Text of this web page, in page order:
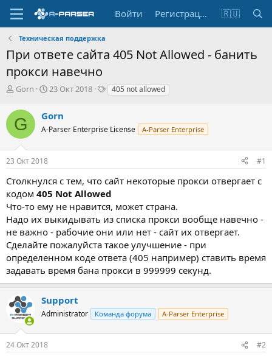
Войти Регистрация 🇷🇺
Техническая поддержка
При ответе сайта 405 Not Allowed - банить
прокси навечно
А
т
о
р
е
м
Gorn
Д
а
н
ч
а
23 Окт 2018
Т405 not allowed
G Gorn
A-Parser Enterprise License A-Parser Enterprise
23 Окт 2018 #1
Столкнулся с тем, что сайт некоторые прокси отвергает с
кодом 405 Not Allowed
Что-то ему не нравится, может страна.
Надо их выкидывать из списка прокси вообще навечно -
не важно - рабочие они или нет - сайт их отвергает.
Сделайте пожалуйста такое улучшение - при
определенном коде ответа (405 например) ставить время
задавать время бана прокси в 999999 секунд.
Support
Administrator Команда форума A-Parser Enterprise
24 Окт 2018 #2